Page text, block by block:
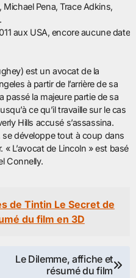
Pena, Trace Adkins,
aux USA, encore aucune date
est un avocat de la
à partir de l’arrière de sa
passé la majeure partie de sa
ce qu’il travaille sur le cas
Hills accusé s’assassina.
se développe tout à coup dans
L’avocat de Lincoln » est basé
Connelly.
de Tintin Le Secret de
du film en 3D
Le Dilemme, affiche et
résumé du film